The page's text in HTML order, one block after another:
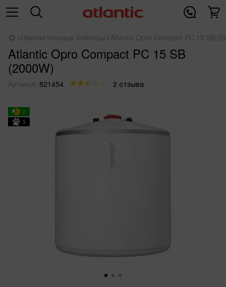
Накопительные бойлеры Atlantic Opro Compact PC 15 SB
Atlantic Opro Compact PC 15 SB
(2000W)
Артикул: 821454 2 отзыва
2
3